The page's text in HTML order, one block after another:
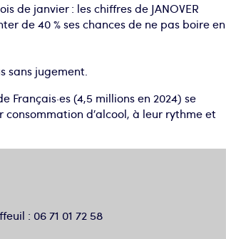
de janvier : les chiffres de JANOVER
de 40 % ses chances de ne pas boire en
sans jugement.
(4,5 millions en 2024) se
d’alcool, à leur rythme et
: 06 71 01 72 58